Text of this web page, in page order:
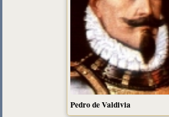
Pedro de Valdivia